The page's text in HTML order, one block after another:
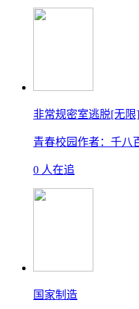
非常规密室逃脱[无限]
青春校园作者：千八
0 人在追
国家制造